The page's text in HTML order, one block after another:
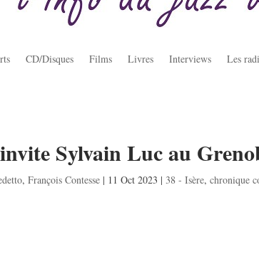
CD/Disques Films Livres Interviews Les
Sylvain Luc au
, François Contesse | 11 Oct 2023 | 38 - Isère, chronique